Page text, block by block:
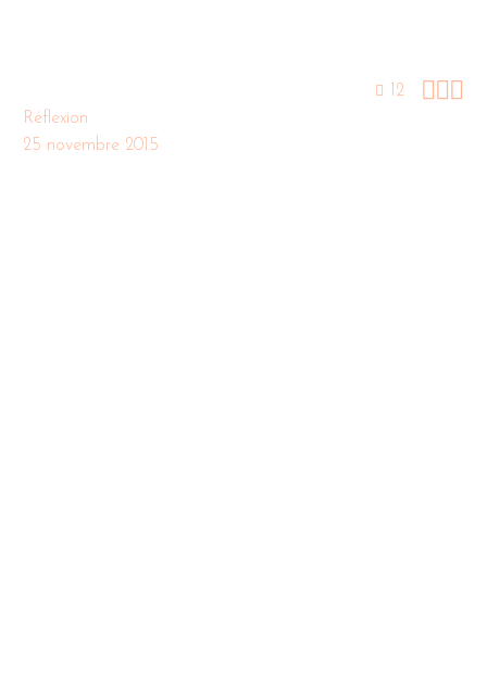
12 
Réflexion
25 novembre 2015